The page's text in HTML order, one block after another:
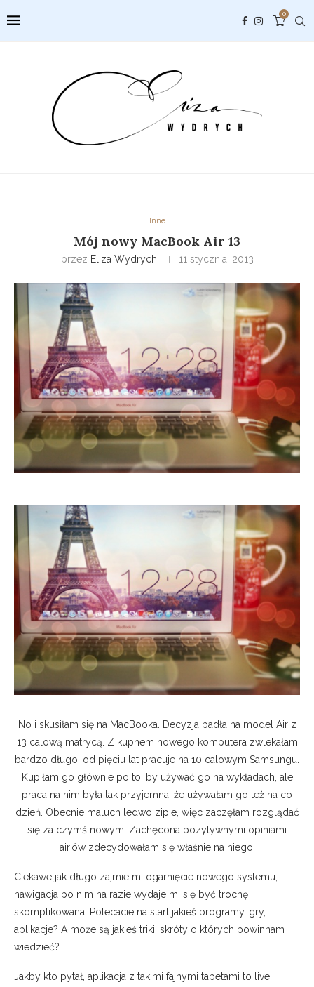
0
Inne
Mój nowy MacBook Air 13
przez Eliza Wydrych 11 stycznia, 2013
No i skusiłam się na MacBooka. Decyzja padła na model Air z
13 calową matrycą. Z kupnem nowego komputera zwlekałam
bardzo długo, od pięciu lat pracuje na 10 calowym Samsungu.
Kupiłam go głównie po to, by używać go na wykładach, ale
praca na nim była tak przyjemna, że używałam go też na co
dzień. Obecnie maluch ledwo zipie, więc zaczęłam rozglądać
się za czymś nowym. Zachęcona pozytywnymi opiniami
air’ów zdecydowałam się właśnie na niego.
Ciekawe jak długo zajmie mi ogarnięcie nowego systemu,
nawigacja po nim na razie wydaje mi się być trochę
skomplikowana. Polecacie na start jakieś programy, gry,
aplikacje? A może są jakieś triki, skróty o których powinnam
wiedzieć?
Jakby kto pytał, aplikacja z takimi fajnymi tapetami to live